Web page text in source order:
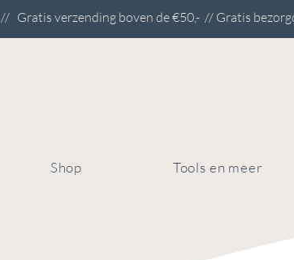
Gratis verzending boven de €50,- // Gratis
Shop Tools en meer